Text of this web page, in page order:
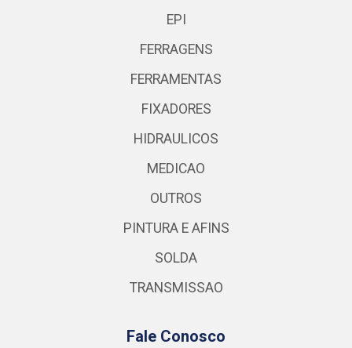
EPI
FERRAGENS
FERRAMENTAS
FIXADORES
HIDRAULICOS
MEDICAO
OUTROS
PINTURA E AFINS
SOLDA
TRANSMISSAO
Fale Conosco